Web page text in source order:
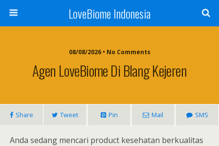
LoveBiome Indonesia
08/08/2026 • No Comments
Agen LoveBiome Di Blang Kejeren
Share Tweet Pin Mail SMS
Anda sedang mencari product kesehatan berkualitas